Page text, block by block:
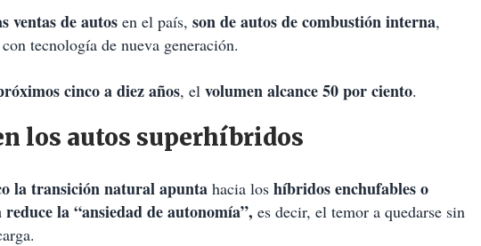
ventas de autos en el país, son de autos de combustión interna,
tecnología de nueva generación.
cinco a diez años, el volumen alcance 50 por ciento.
los autos superhíbridos
la transición natural apunta hacia los híbridos enchufables o
reduce la “ansiedad de autonomía”, es decir, el temor a quedarse sin